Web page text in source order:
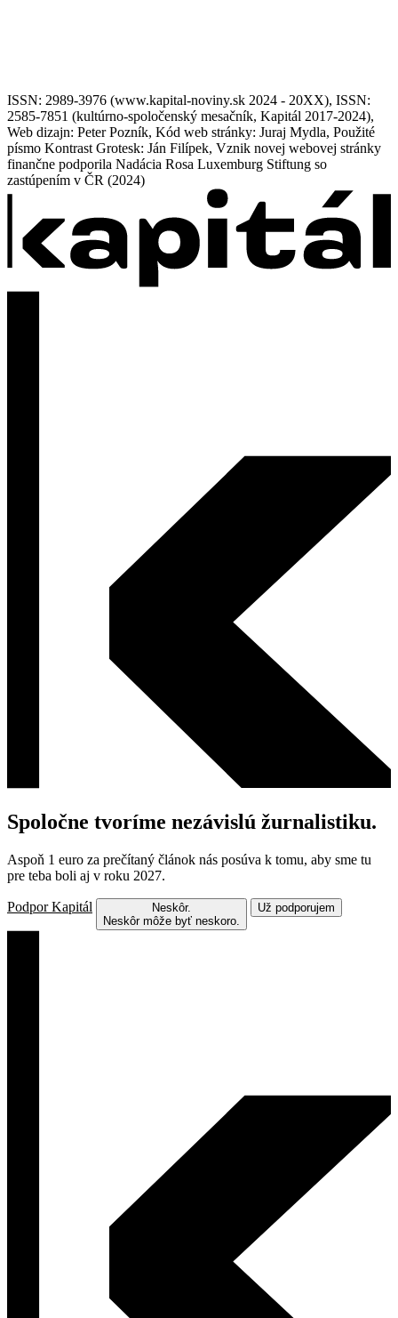
ISSN: 2989-3976 (www.kapital-noviny.sk 2024 - 20XX), ISSN:
2585-7851 (kultúrno-spoločenský mesačník, Kapitál 2017-2024),
Web dizajn: Peter Pozník, Kód web stránky: Juraj Mydla, Použité
písmo Kontrast Grotesk: Ján Filípek, Vznik novej webovej stránky
finančne podporila Nadácia Rosa Luxemburg Stiftung so
zastúpením v ČR (2024)
Spoločne tvoríme nezávislú žurnalistiku.
Aspoň 1 euro za prečítaný článok nás posúva k tomu, aby sme tu
pre teba boli aj v roku 2027.
Podpor Kapitál
Neskôr.
Neskôr môže byť neskoro.
Už podporujem